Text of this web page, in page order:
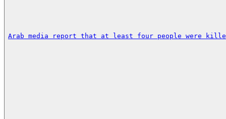
Arab media report that at least four people were